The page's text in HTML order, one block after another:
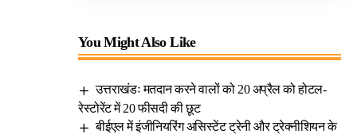
You Might Also Like
उत्तराखंडः मतदान करने वालों को 20 अप्रैल को होटल-
रेस्टोरेंट में 20 फीसदी की छूट
बीईएल में इंजीनियरिंग असिस्टेंट ट्रेनी और ट्रेक्नीशियन के